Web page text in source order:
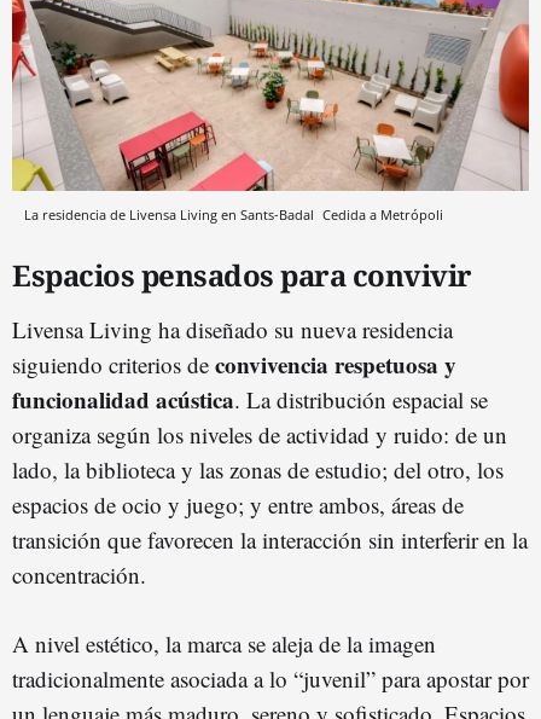
La residencia de Livensa Living en Sants-Badal Cedida a Metrópoli
Espacios pensados para convivir
Livensa Living ha diseñado su nueva residencia
siguiendo criterios de convivencia respetuosa y
funcionalidad acústica. La distribución espacial se
organiza según los niveles de actividad y ruido: de un
lado, la biblioteca y las zonas de estudio; del otro, los
espacios de ocio y juego; y entre ambos, áreas de
transición que favorecen la interacción sin interferir en la
concentración.
A nivel estético, la marca se aleja de la imagen
tradicionalmente asociada a lo “juvenil” para apostar por